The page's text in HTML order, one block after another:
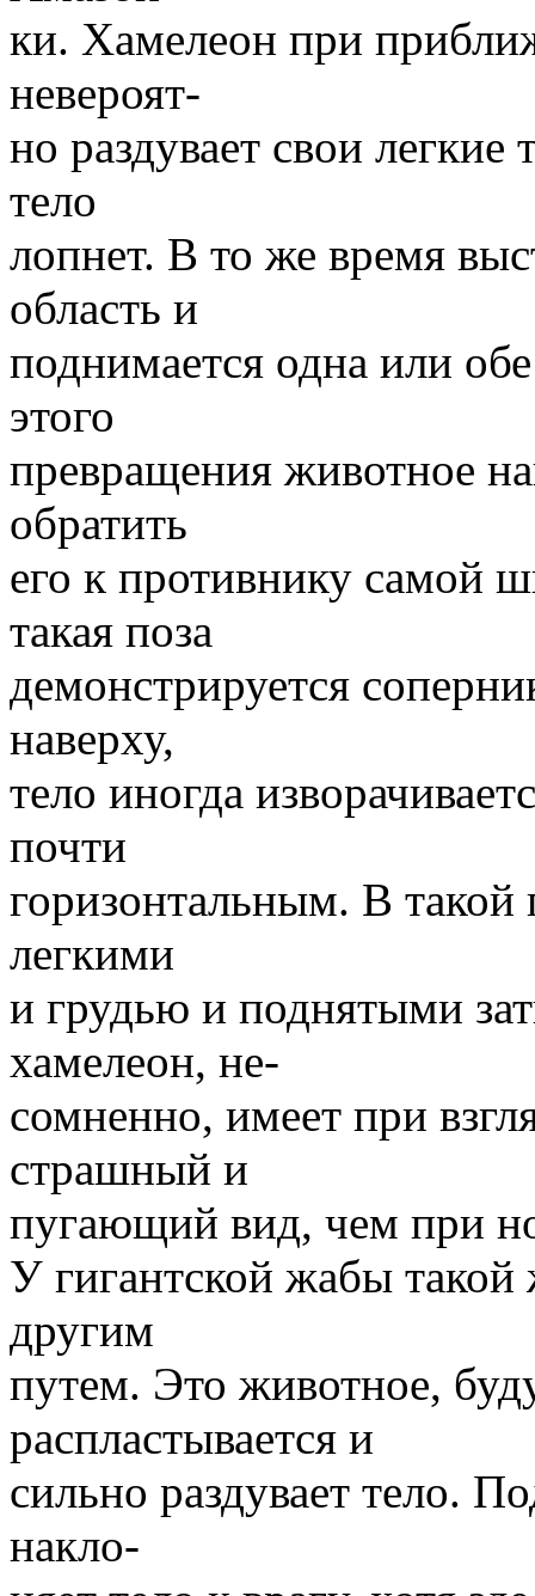
ки. Хамелеон при
невероят-
но раздувает свои легкие
тело
лопнет. В то же время
область и
поднимается одна или
этого
превращения животное
обратить
его к противнику самой
такая поза
демонстрируется
наверху,
тело иногда
почти
горизонтальным. В такой
легкими
и грудью и поднятыми
хамелеон, не-
сомненно, имеет при
страшный и
пугающий вид, чем при
У гигантской жабы такой
другим
путем. Это животное,
распластывается и
сильно раздувает тело.
накло-